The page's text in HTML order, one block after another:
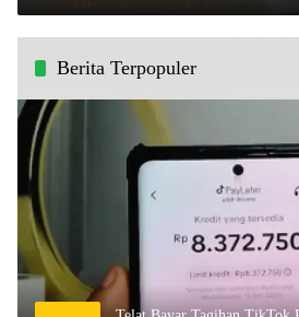
Berita Terpopuler